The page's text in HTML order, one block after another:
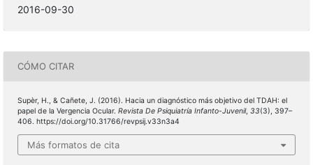
2016-09-30
CÓMO CITAR
Supèr, H., & Cañete, J. (2016). Hacia un diagnóstico más objetivo del TDAH: el
papel de la Vergencia Ocular. Revista De Psiquiatría Infanto-Juvenil, 33(3), 397–
406. https://doi.org/10.31766/revpsij.v33n3a4
Más formatos de cita